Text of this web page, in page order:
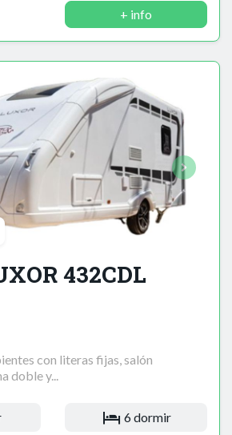
+ info
432CDL
con literas fijas, salón
doble y...
6 dormir